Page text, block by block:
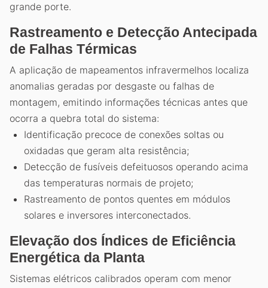
grande porte.
Rastreamento e Detecção Antecipada
de Falhas Térmicas
A aplicação de mapeamentos infravermelhos localiza
anomalias geradas por desgaste ou falhas de
montagem, emitindo informações técnicas antes que
ocorra a quebra total do sistema:
Identificação precoce de conexões soltas ou
oxidadas que geram alta resistência;
Detecção de fusíveis defeituosos operando acima
das temperaturas normais de projeto;
Rastreamento de pontos quentes em módulos
solares e inversores interconectados.
Elevação dos Índices de Eficiência
Energética da Planta
Sistemas elétricos calibrados operam com menor